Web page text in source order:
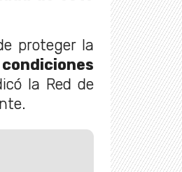
proteger la
condiciones
la Red de